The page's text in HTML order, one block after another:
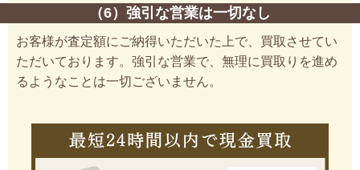
（6）強引な営業は一切なし
お客様が査定額にご納得いただいた上で、買取させてい
ただいております。強引な営業で、無理に買取りを進め
るようなことは一切ございません。